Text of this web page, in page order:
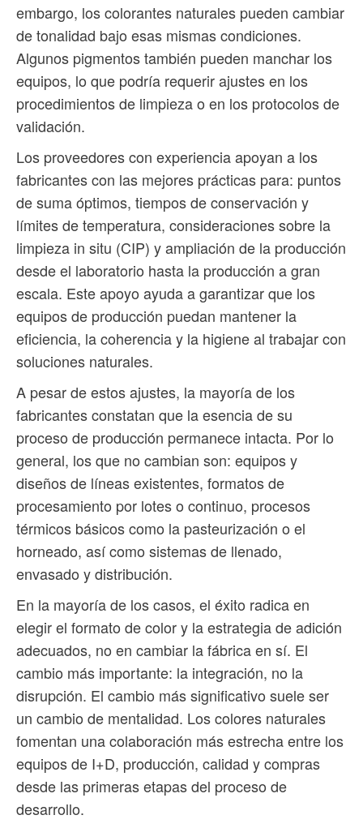
embargo, los colorantes naturales pueden cambiar
de tonalidad bajo esas mismas condiciones.
Algunos pigmentos también pueden manchar los
equipos, lo que podría requerir ajustes en los
procedimientos de limpieza o en los protocolos de
validación.
Los proveedores con experiencia apoyan a los
fabricantes con las mejores prácticas para: puntos
de suma óptimos, tiempos de conservación y
límites de temperatura, consideraciones sobre la
limpieza in situ (CIP) y ampliación de la producción
desde el laboratorio hasta la producción a gran
escala. Este apoyo ayuda a garantizar que los
equipos de producción puedan mantener la
eficiencia, la coherencia y la higiene al trabajar con
soluciones naturales.
A pesar de estos ajustes, la mayoría de los
fabricantes constatan que la esencia de su
proceso de producción permanece intacta. Por lo
general, los que no cambian son: equipos y
diseños de líneas existentes, formatos de
procesamiento por lotes o continuo, procesos
térmicos básicos como la pasteurización o el
horneado, así como sistemas de llenado,
envasado y distribución.
En la mayoría de los casos, el éxito radica en
elegir el formato de color y la estrategia de adición
adecuados, no en cambiar la fábrica en sí. El
cambio más importante: la integración, no la
disrupción. El cambio más significativo suele ser
un cambio de mentalidad. Los colores naturales
fomentan una colaboración más estrecha entre los
equipos de I+D, producción, calidad y compras
desde las primeras etapas del proceso de
desarrollo.